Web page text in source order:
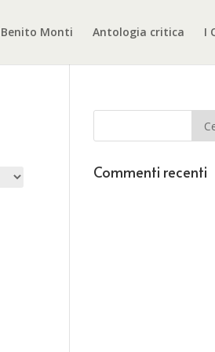
Benito Monti Antologia critica I
Commenti recenti